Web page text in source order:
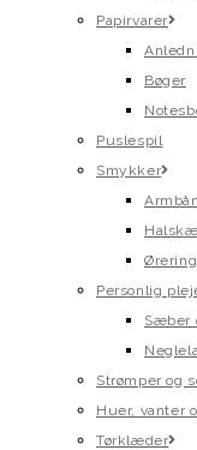
Papirvarer
Bøger
Puslespil
Smykker
Personlig
Sæber
Strømper og
Huer, vanter
Tørklæder